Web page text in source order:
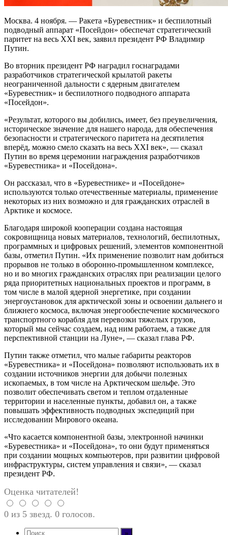
Москва. 4 ноября. — Ракета «Буревестник» и беспилотный
подводный аппарат «Посейдон» обеспечат стратегический
паритет на весь XXI век, заявил президент РФ Владимир
Путин.
Во вторник президент РФ наградил госнаградами
разработчиков стратегической крылатой ракеты
неограниченной дальности с ядерным двигателем
«Буревестник» и беспилотного подводного аппарата
«Посейдон».
«Результат, которого вы добились, имеет, без преувеличения,
историческое значение для нашего народа, для обеспечения
безопасности и стратегического паритета на десятилетия
вперёд, можно смело сказать на весь ХХI век», — сказал
Путин во время церемонии награждения разработчиков
«Буревестника» и «Посейдона».
Он рассказал, что в «Буревестнике» и «Посейдоне»
используются только отечественные материалы, применение
некоторых из них возможно и для гражданских отраслей в
Арктике и космосе.
Благодаря широкой кооперации создана настоящая
сокровищница новых материалов, технологий, беспилотных,
программных и цифровых решений, элементов компонентной
базы, отметил Путин. «Их применение позволит нам добиться
прорывов не только в оборонно-промышленном комплексе,
но и во многих гражданских отраслях при реализации целого
ряда приоритетных национальных проектов и программ, в
том числе в малой ядерной энергетике, при создании
энергоустановок для арктической зоны и освоении дальнего и
ближнего космоса, включая энергообеспечение космического
транспортного корабля для перевозки тяжелых грузов,
который мы сейчас создаем, над ним работаем, а также для
перспективной станции на Луне», — сказал глава РФ.
Путин также отметил, что малые габариты реакторов
«Буревестника» и «Посейдона» позволяют использовать их в
создании источников энергии для добычи полезных
ископаемых, в том числе на Арктическом шельфе. Это
позволит обеспечивать светом и теплом отдаленные
территории и населенные пункты, добавил он, а также
повышать эффективность подводных экспедиций при
исследовании Мирового океана.
«Что касается компонентной базы, электронной начинки
«Буревестника» и «Посейдона», то они будут применяться
при создании мощных компьютеров, при развитии цифровой
инфраструктуры, систем управления и связи», — сказал
президент РФ.
Оценка читателей!
0 из 5 звезд. 0 голосов.